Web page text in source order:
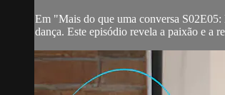
Em "Mais do que uma conversa
dança. Este episódio revela a paixão e a